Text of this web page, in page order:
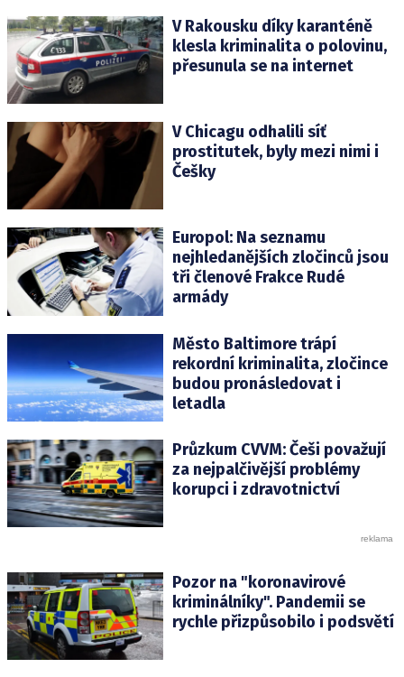
V Rakousku díky karanténě
klesla kriminalita o polovinu,
přesunula se na internet
V Chicagu odhalili síť
prostitutek, byly mezi nimi i
Češky
Europol: Na seznamu
nejhledanějších zločinců jsou
tři členové Frakce Rudé
armády
Město Baltimore trápí
rekordní kriminalita, zločince
budou pronásledovat i
letadla
Průzkum CVVM: Češi považují
za nejpalčivější problémy
korupci i zdravotnictví
Pozor na "koronavirové
kriminálníky". Pandemii se
rychle přizpůsobilo i podsvětí